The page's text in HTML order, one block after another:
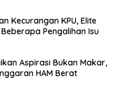
Kecurangan KPU, Elite
Pengalihan Isu
Aspirasi Bukan Makar,
HAM Berat